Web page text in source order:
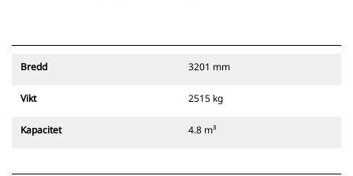
Bredd 3201 mm
Vikt 2515 kg
Kapacitet 4.8 m³